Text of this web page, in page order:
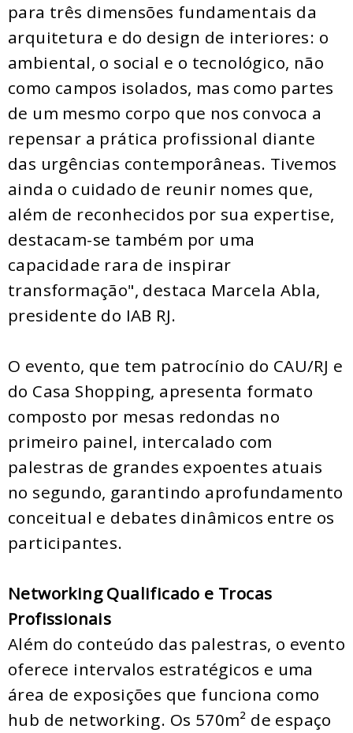
para três dimensões fundamentais da
arquitetura e do design de interiores: o
ambiental, o social e o tecnológico, não
como campos isolados, mas como partes
de um mesmo corpo que nos convoca a
repensar a prática profissional diante
das urgências contemporâneas. Tivemos
ainda o cuidado de reunir nomes que,
além de reconhecidos por sua expertise,
destacam-se também por uma
capacidade rara de inspirar
transformação", destaca Marcela Abla,
presidente do IAB RJ.
O evento, que tem patrocínio do CAU/RJ e
do Casa Shopping, apresenta formato
composto por mesas redondas no
primeiro painel, intercalado com
palestras de grandes expoentes atuais
no segundo, garantindo aprofundamento
conceitual e debates dinâmicos entre os
participantes.
Networking Qualificado e Trocas
Profissionais
Além do conteúdo das palestras, o evento
oferece intervalos estratégicos e uma
área de exposições que funciona como
hub de networking. Os 570m² de espaço